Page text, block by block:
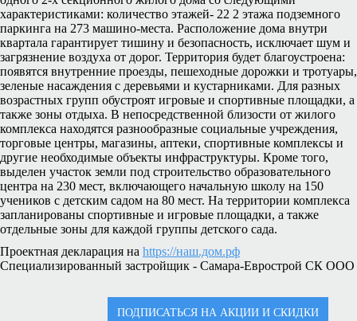
характеристиками: количество этажей- 22 2 этажа подземного
паркинга на 273 машино-места. Расположение дома внутри
квартала гарантирует тишину и безопасность, исключает шум и
загрязнение воздуха от дорог. Территория будет благоустроена:
появятся внутренние проезды, пешеходные дорожки и тротуары,
зеленые насаждения с деревьями и кустарниками. Для разных
возрастных групп обустроят игровые и спортивные площадки, а
также зоны отдыха. В непосредственной близости от жилого
комплекса находятся разнообразные социальные учреждения,
торговые центры, магазины, аптеки, спортивные комплексы и
другие необходимые объекты инфраструктуры. Кроме того,
выделен участок земли под строительство образовательного
центра на 230 мест, включающего начальную школу на 150
учеников с детским садом на 80 мест. На территории комплекса
запланированы спортивные и игровые площадки, а также
отдельные зоны для каждой группы детского сада.
Проектная декларация на https://наш.дом.рф
Специализированный застройщик - Самара-Еврострой СК ООО
ПОДПИСАТЬСЯ НА АКЦИИ И СКИДКИ